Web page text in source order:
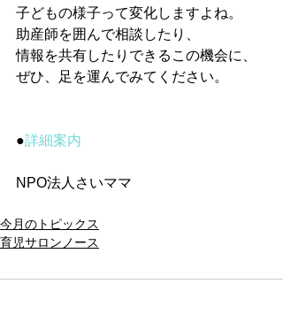
子どもの様子って変化しますよね。
助産師を囲んで相談したり、
情報を共有したりできるこの機会に、
ぜひ、足を運んでみてください。
●詳細案内
NPO法人さいママ
今月のトピックス
育児サロンノース